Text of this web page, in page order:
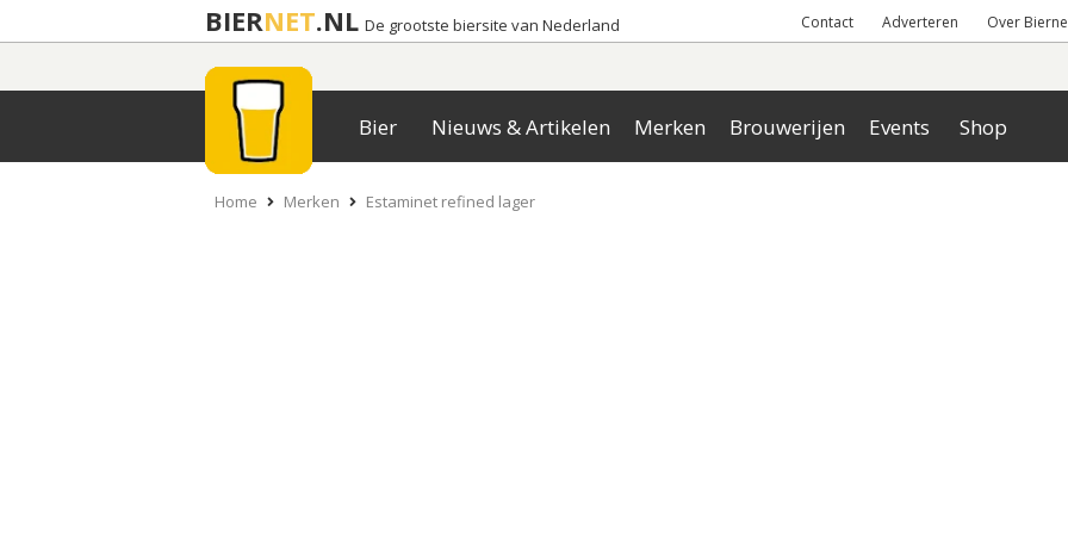
BIERNET.NL De grootste biersite van Nederland Contact Adverteren Over
Bier Nieuws & Artikelen Merken Brouwerijen Events Shop
Home Merken Estaminet refined lager